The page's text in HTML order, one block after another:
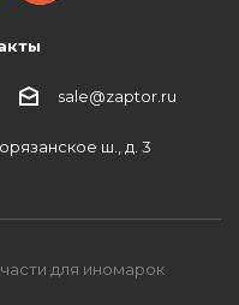
sale@zaptor.ru
ш., д. 3
для иномарок